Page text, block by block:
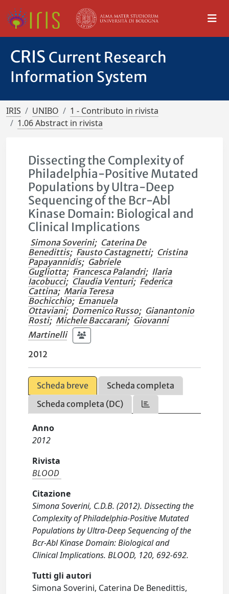
CRIS Current Research
Information System
IRIS UNIBO
1 - Contributo in rivista
1.06 Abstract in rivista
Dissecting the Complexity of
Philadelphia-Positive Mutated
Populations by Ultra-Deep
Sequencing of the Bcr-Abl
Kinase Domain: Biological and
Clinical Implications
Simona Soverini; Caterina De
Benedittis; Fausto Castagnetti; Cristina
Papayannidis; Gabriele
Gugliotta; Francesca Palandri; Ilaria
Iacobucci; Claudia Venturi; Federica
Cattina; Maria Teresa
Bochicchio; Emanuela
Ottaviani; Domenico Russo; Gianantonio
Rosti; Michele Baccarani; Giovanni
Martinelli
2012
Scheda breve
Scheda completa
Scheda completa (DC)
Anno
2012
Rivista
BLOOD
Citazione
Simona Soverini, C.D.B. (2012). Dissecting the
Complexity of Philadelphia-Positive Mutated
Populations by Ultra-Deep Sequencing of the
Bcr-Abl Kinase Domain: Biological and
Clinical Implications. BLOOD, 120, 692-692.
Tutti gli autori
Simona Soverini, Caterina De Benedittis,